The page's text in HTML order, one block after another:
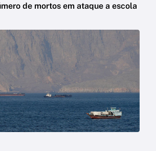
de mortos em ataque a escola